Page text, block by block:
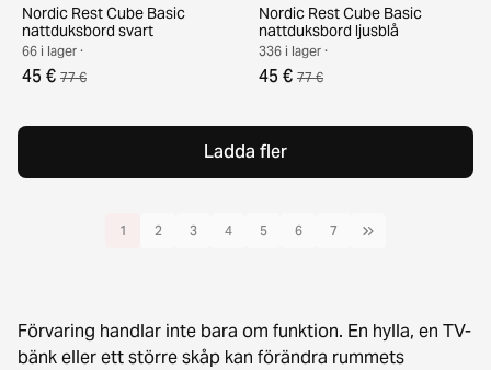
Nordic Rest Cube Basic
nattduksbord svart
66 i lager ·
45 € 77 €
Nordic Rest Cube Basic
nattduksbord ljusblå
336 i lager ·
45 € 77 €
Ladda fler
1 2 3 4 5 6 7
Förvaring handlar inte bara om funktion. En hylla, en TV-
bänk eller ett större skåp kan förändra rummets